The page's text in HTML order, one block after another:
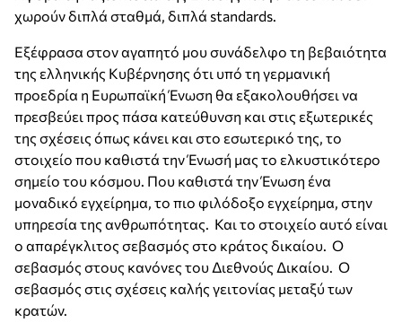
χωρούν διπλά σταθμά, διπλά standards.
Εξέφρασα στον αγαπητό μου συνάδελφο τη βεβαιότητα
της ελληνικής Κυβέρνησης ότι υπό τη γερμανική
προεδρία η Ευρωπαϊκή Ένωση θα εξακολουθήσει να
πρεσβεύει προς πάσα κατεύθυνση και στις εξωτερικές
της σχέσεις όπως κάνει και στο εσωτερικό της, το
στοιχείο που καθιστά την Ένωσή μας το ελκυστικότερο
σημείο του κόσμου. Που καθιστά την Ένωση ένα
μοναδικό εγχείρημα, το πιο φιλόδοξο εγχείρημα, στην
υπηρεσία της ανθρωπότητας. Και το στοιχείο αυτό είναι
ο απαρέγκλιτος σεβασμός στο κράτος δικαίου. Ο
σεβασμός στους κανόνες του Διεθνούς Δικαίου. Ο
σεβασμός στις σχέσεις καλής γειτονίας μεταξύ των
κρατών.